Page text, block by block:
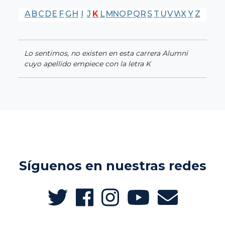
A BC DE F G H I J K LMNO PQR S T UVWX Y Z
Lo sentimos, no existen en esta carrera Alumni
cuyo apellido empiece con la letra K
Síguenos en nuestras redes